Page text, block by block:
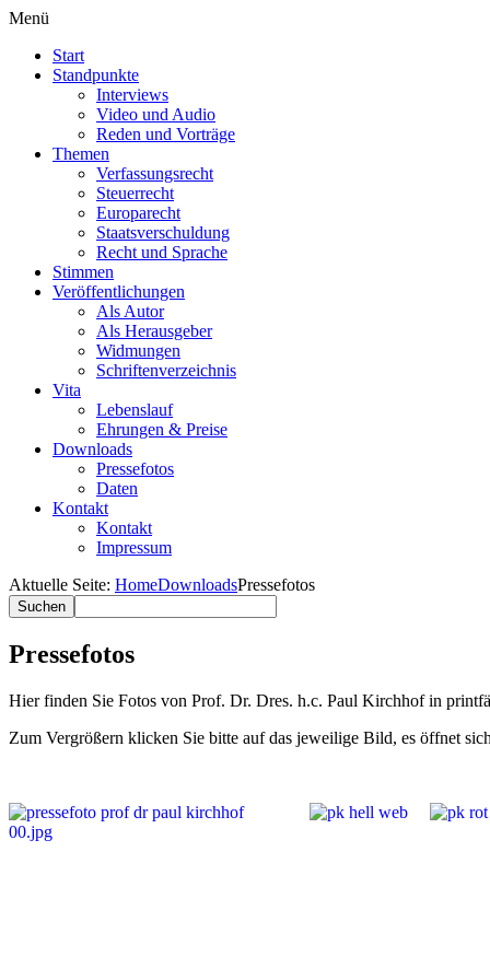
Menü
Start
Standpunkte
Interviews
Video und Audio
Reden und Vorträge
Themen
Verfassungsrecht
Steuerrecht
Europarecht
Staatsverschuldung
Recht und Sprache
Stimmen
Veröffentlichungen
Als Autor
Als Herausgeber
Widmungen
Schriftenverzeichnis
Vita
Lebenslauf
Ehrungen & Preise
Downloads
Pressefotos
Daten
Kontakt
Kontakt
Impressum
Aktuelle Seite: HomeDownloadsPressefotos
Pressefotos
Hier finden Sie Fotos von Prof. Dr. Dres. h.c. Paul Kirchhof in
Zum Vergrößern klicken Sie bitte auf das jeweilige Bild, es öffnet